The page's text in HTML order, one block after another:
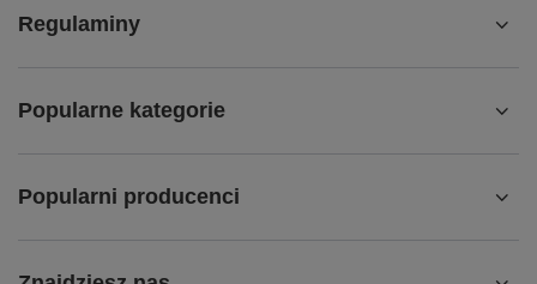
Regulaminy
Popularne kategorie
Popularni producenci